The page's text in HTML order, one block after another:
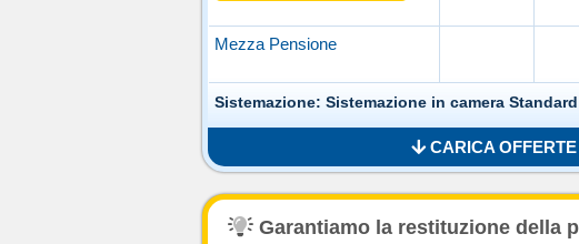
Mezza Pensione
Sistemazione: Sistemazione in camera Standard
CARICA OFFERTE
Garantiamo la restituzione della